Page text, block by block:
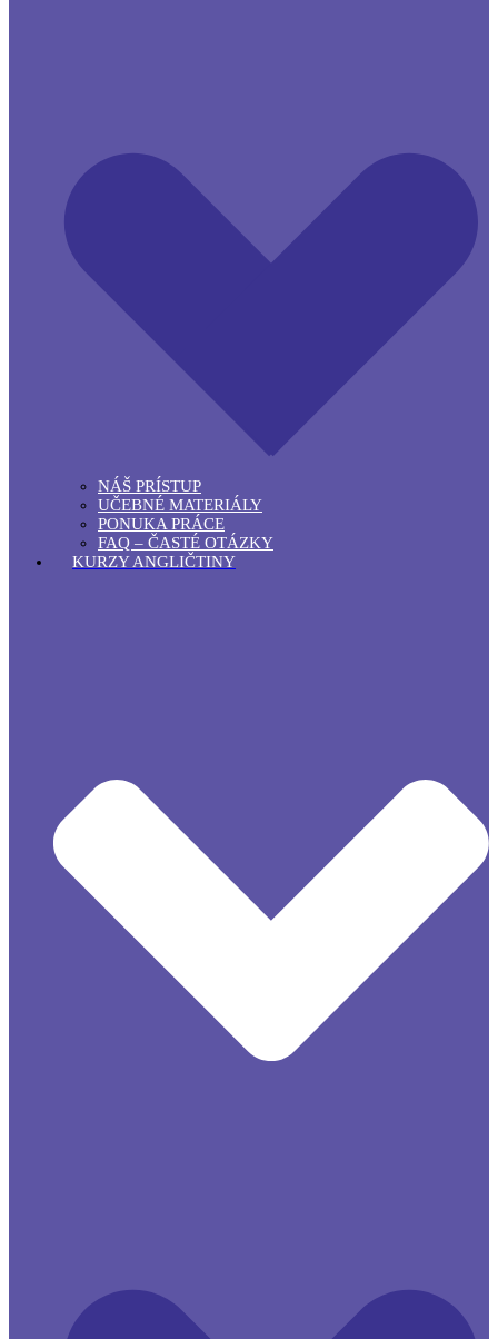
NÁŠ PRÍSTUP
UČEBNÉ MATERIÁLY
PONUKA PRÁCE
FAQ – ČASTÉ OTÁZKY
KURZY ANGLIČTINY